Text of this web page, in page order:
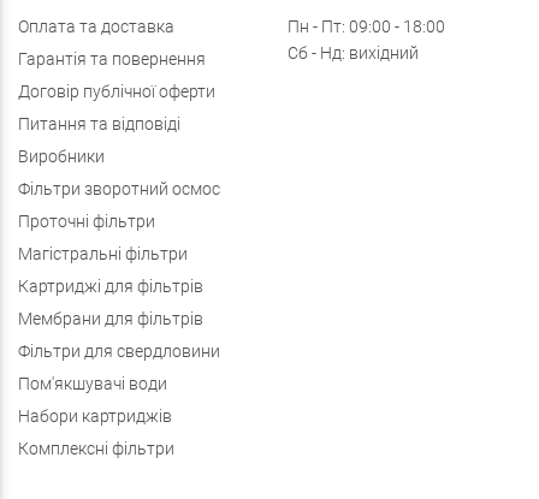
Оплата та доставка
Гарантія та повернення
Договір публічної оферти
Питання та відповіді
Виробники
Фільтри зворотний осмос
Проточні фільтри
Магістральні фільтри
Картриджі для фільтрів
Мембрани для фільтрів
Фільтри для свердловини
Пом'якшувачі води
Набори картриджів
Комплексні фільтри
Пн - Пт: 09:00 - 18:00
Сб - Нд: вихідний